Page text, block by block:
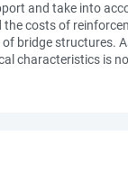
and take into
costs of
bridge structures.
characteristics is